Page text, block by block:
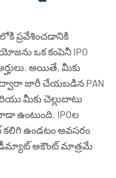
ప్రవేశించడానికి
ఒక కంపెనీ IPO
అయితే, మీకు
జారీ చేయబడిన PAN
మీకు చెల్లుబాటు
ఉంటుంది. IPOల
ఉండటం అవసరం
డీమ్యాట్ అకౌంట్ మాత్రమే